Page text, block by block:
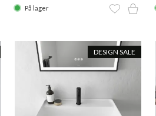
På lager
DESIGN SALE